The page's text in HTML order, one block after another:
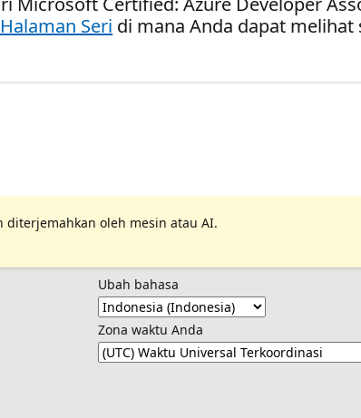
Seri di mana Anda dapat
oleh mesin atau AI.
Ubah bahasa
Zona waktu Anda